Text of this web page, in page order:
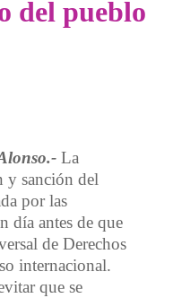
del pueblo
La
y sanción del
por las
día antes de que
de Derechos
internacional.
que se